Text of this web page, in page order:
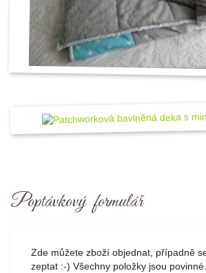
Poptávkový formulář
Zde můžete zboží objednat, případně
zeptat :-) Všechny položky jsou povinné.